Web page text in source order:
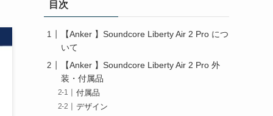
目次
【Anker 】Soundcore Liberty Air 2 Pro につ
いて
【Anker 】Soundcore Liberty Air 2 Pro 外
装・付属品
付属品
デザイン